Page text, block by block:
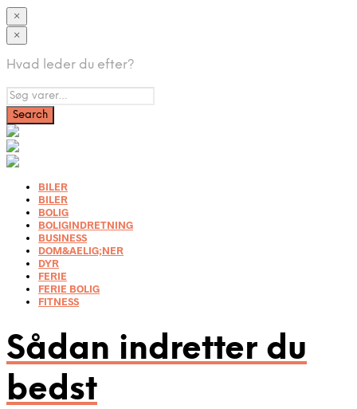
×
×
Hvad leder du efter?
BILER
BILER
BOLIG
BOLIGINDRETNING
BUSINESS
DOM&AELIG;NER
DYR
FERIE
FERIE BOLIG
FITNESS
Sådan indretter du
bedst